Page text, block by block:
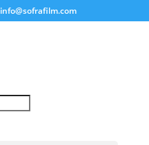
info@sofrafilm.com